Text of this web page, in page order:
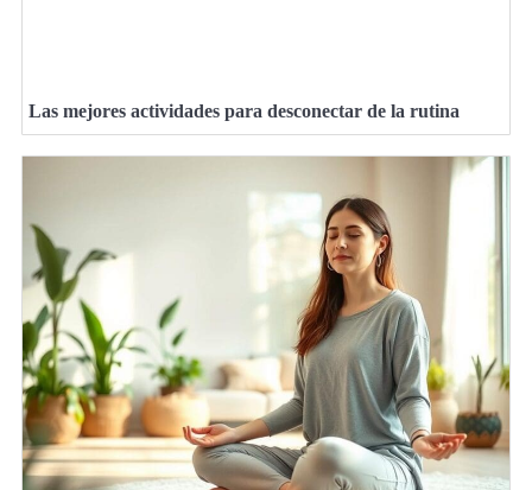
Las mejores actividades para desconectar de la rutina